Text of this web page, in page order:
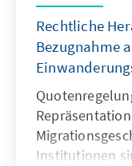
Rechtliche
Bezugnahme
Institutionen